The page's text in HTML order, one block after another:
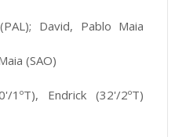
David, Pablo Maia
(SAO)
1ºT), Endrick (32'/2ºT)